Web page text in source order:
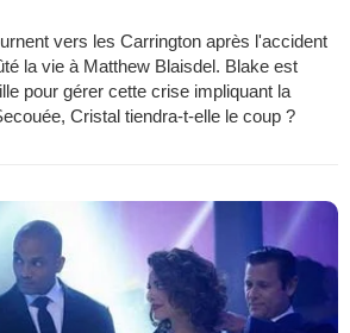
vers les Carrington après l'accident
la vie à Matthew Blaisdel. Blake est
pour gérer cette crise impliquant la
Cristal tiendra-t-elle le coup ?